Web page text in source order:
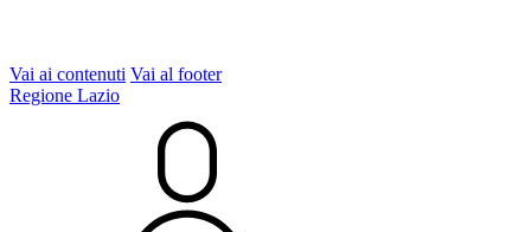
Vai ai contenuti Vai al footer
Regione Lazio